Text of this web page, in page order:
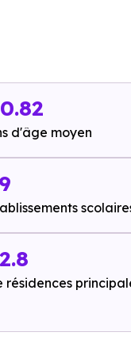
2 : Purpan
pied,A624 - Sortie 3
12 min en voiture
d'âge moyen
résidences